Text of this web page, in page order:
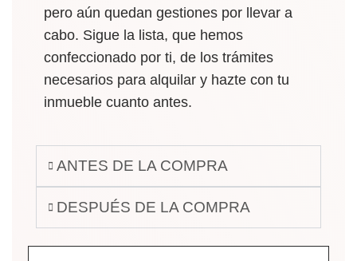
pero aún quedan gestiones por llevar a
cabo. Sigue la lista, que hemos
confeccionado por ti, de los trámites
necesarios para alquilar y hazte con tu
inmueble cuanto antes.
ANTES DE LA COMPRA
DESPUÉS DE LA COMPRA